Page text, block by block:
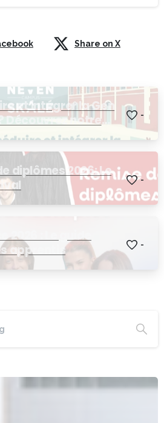
Share on X
et intégrer la Gen
Découvrez notre
-
diplômes 2026: Le
-
2026 : Le guide
apprentis
-